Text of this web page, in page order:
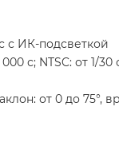
с ИК-подсветкой
с; NTSC: от 1/30
от 0 до 75°,